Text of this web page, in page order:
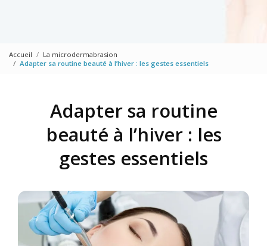
Accueil
La microdermabrasion
Adapter sa routine beauté à l’hiver : les gestes essentiels
Adapter sa routine
beauté à l’hiver : les
gestes essentiels